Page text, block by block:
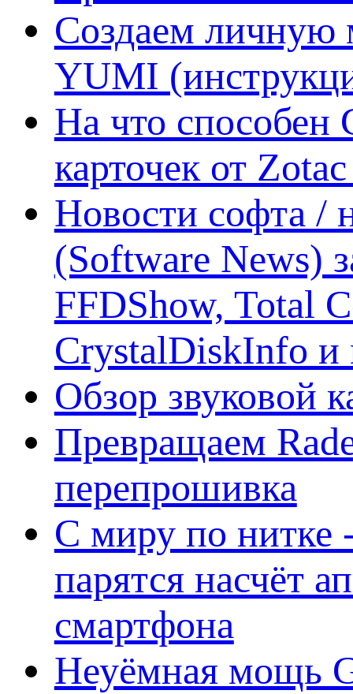
Создаем личную
YUMI
На что способен
карточек от
Новости софта /
(Software News)
FFDShow, Total
CrystalDiskInfo и
Обзор звуковой
Превращаем
перепрошивка
С миру по нитке
парятся насчёт
смартфона
Неуёмная мощь